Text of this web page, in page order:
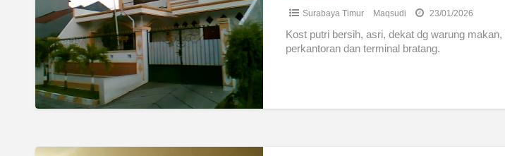
Surabaya Timur Maqsudi 23/01/2026
Kost putri bersih, asri, dekat dg warung
perkantoran dan terminal bratang.